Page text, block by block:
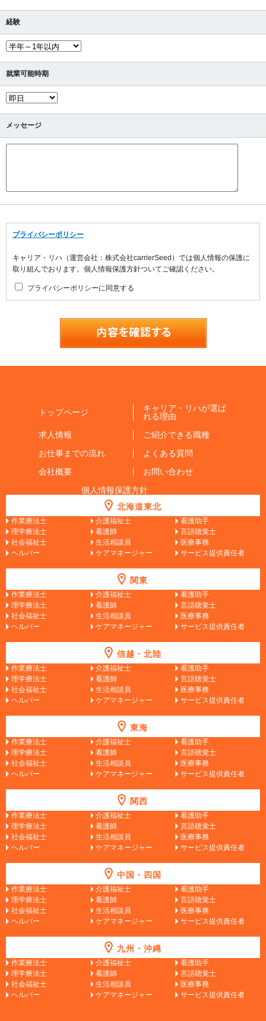
経験
就業可能時期
メッセージ
プライバシーポリシー
キャリア・リハ（運営会社：株式会社carrierSeed）では個人情報の保護に
取り組んでおります。個人情報保護方針ついてご確認ください。
プライバシーポリシーに同意する
トップページ
キャリア・リハが選ば
れる理由
求人情報
ご紹介できる職種
お仕事までの流れ
よくある質問
会社概要
お問い合わせ
個人情報保護方針
北海道東北
作業療法士 介護福祉士
看護助手
理学療法士
看護師
言語聴覚士
社会福祉士
生活相談員
医療事務
ヘルパー
ケアマネージャー サービス提供責任者
関東
作業療法士 介護福祉士
看護助手
理学療法士
看護師
言語聴覚士
社会福祉士
生活相談員
医療事務
ヘルパー
ケアマネージャー サービス提供責任者
信越・北陸
作業療法士 介護福祉士
看護助手
理学療法士
看護師
言語聴覚士
社会福祉士
生活相談員
医療事務
ヘルパー
ケアマネージャー サービス提供責任者
東海
作業療法士 介護福祉士
看護助手
理学療法士
看護師
言語聴覚士
社会福祉士
生活相談員
医療事務
ヘルパー
ケアマネージャー サービス提供責任者
関西
作業療法士 介護福祉士
看護助手
理学療法士
看護師
言語聴覚士
社会福祉士
生活相談員
医療事務
ヘルパー
ケアマネージャー サービス提供責任者
中国・四国
作業療法士 介護福祉士
看護助手
理学療法士
看護師
言語聴覚士
社会福祉士
生活相談員
医療事務
ヘルパー
ケアマネージャー サービス提供責任者
九州・沖縄
作業療法士 介護福祉士
看護助手
理学療法士
看護師
言語聴覚士
社会福祉士
生活相談員
医療事務
ヘルパー
ケアマネージャー サービス提供責任者